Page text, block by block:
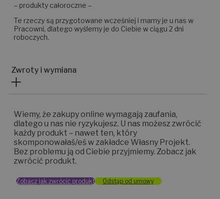
– produkty całoroczne –
Te rzeczy są przygotowane wcześniej i mamy je u nas w
Pracowni, dlatego wyślemy je do Ciebie w ciągu 2 dni
roboczych.
Zwroty i wymiana
Wiemy, że zakupy online wymagają zaufania,
dlatego u nas nie ryzykujesz. U nas możesz zwrócić
każdy produkt – nawet ten, który
skomponowałaś/eś w zakładce Własny Projekt.
Bez problemu ją od Ciebie przyjmiemy. Zobacz jak
zwrócić produkt.
Zobacz jak zwrócić produkt Odstąp od umowy